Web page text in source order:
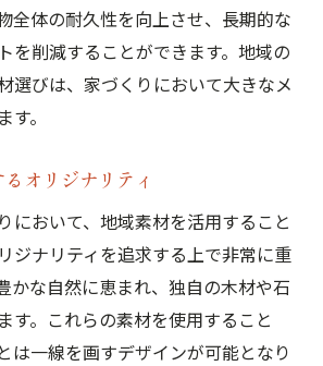
材を使った茨城県の家づくり事
木材を使用した成功事例
た住宅の魅力
で実現したエコ住宅
然素材を活かしたデザインアイ
を楽しむ家づくりのアイデア
全体の耐久性を向上させ、長期的な
を削減することができます。地域の
選びは、家づくりにおいて大きなメ
。
オリジナリティ
において、地域素材を活用すること
ジナリティを追求する上で非常に重
かな自然に恵まれ、独自の木材や石
す。これらの素材を使用すること
は一線を画すデザインが可能となり